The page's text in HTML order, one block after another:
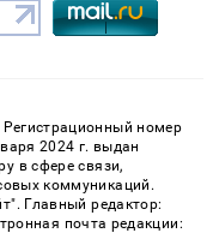
Регистрационный номер
2024 г. выдан
в сфере связи,
коммуникаций.
Главный редактор:
почта редакции: